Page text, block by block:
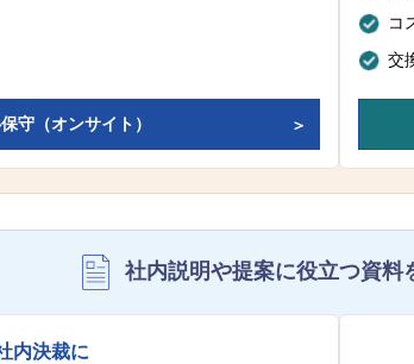
守（オンサイト）
コ
交
社内説明や提案に役立つ資料
内決裁に